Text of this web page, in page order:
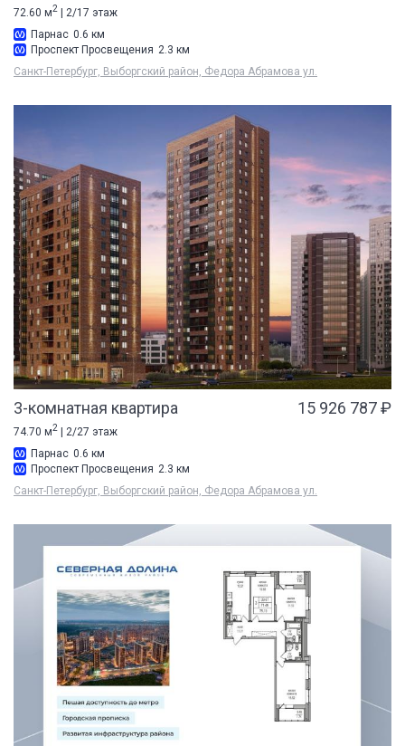
72.60 м2
| 2/17 этаж
Парнас 0.6 км
Проспект Просвещения 2.3 км
Санкт-Петербург, Выборгский район, Федора Абрамова ул.
3-комнатная квартира 15 926 787 ₽
74.70 м2 | 2/27 этаж
Парнас 0.6 км
Проспект Просвещения 2.3 км
Санкт-Петербург, Выборгский район, Федора Абрамова ул.